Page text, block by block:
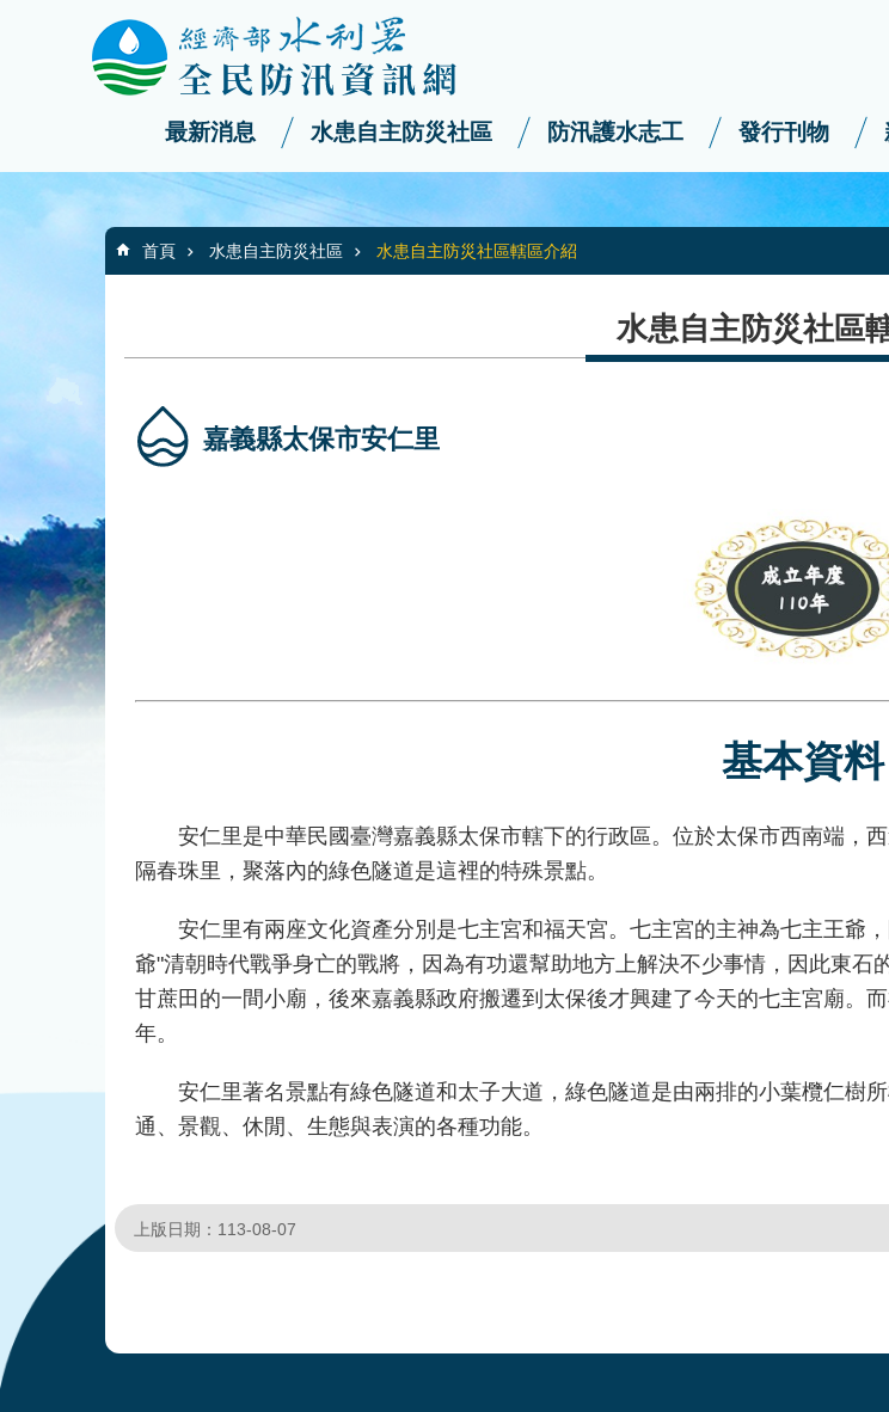
跳到主要內容區塊
最新消息 水患自主防災社區 防汛護水志工 發行刊物
:::
首頁 水患自主防災社區 水患自主防災社區轄區介紹
水患自主防災社區
嘉義縣太保市安仁里
基本資料
安仁里是中華民國臺灣嘉義縣太保市轄下的行政區。位於太保市西南端，
隔春珠里，聚落內的綠色隧道是這裡的特殊景點。
安仁里有兩座文化資產分別是七主宮和福天宮。七主宮的主神為七主王爺
爺"清朝時代戰爭身亡的戰將，因為有功還幫助地方上解決不少事情，因此東
甘蔗田的一間小廟，後來嘉義縣政府搬遷到太保後才興建了今天的七主宮廟。
年。
安仁里著名景點有綠色隧道和太子大道，綠色隧道是由兩排的小葉欖仁樹
通、景觀、休閒、生態與表演的各種功能。
上版日期：113-08-07